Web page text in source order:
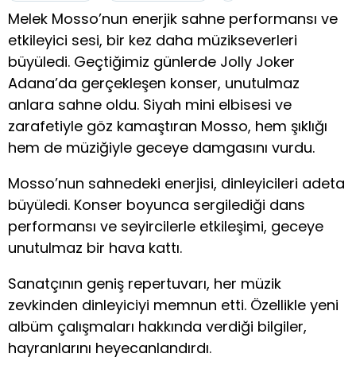
Melek Mosso’nun enerjik sahne performansı ve
etkileyici sesi, bir kez daha müzikseverleri
büyüledi. Geçtiğimiz günlerde Jolly Joker
Adana’da gerçekleşen konser, unutulmaz
anlara sahne oldu. Siyah mini elbisesi ve
zarafetiyle göz kamaştıran Mosso, hem şıklığı
hem de müziğiyle geceye damgasını vurdu.
Mosso’nun sahnedeki enerjisi, dinleyicileri adeta
büyüledi. Konser boyunca sergilediği dans
performansı ve seyircilerle etkileşimi, geceye
unutulmaz bir hava kattı.
Sanatçının geniş repertuvarı, her müzik
zevkinden dinleyiciyi memnun etti. Özellikle yeni
albüm çalışmaları hakkında verdiği bilgiler,
hayranlarını heyecanlandırdı.